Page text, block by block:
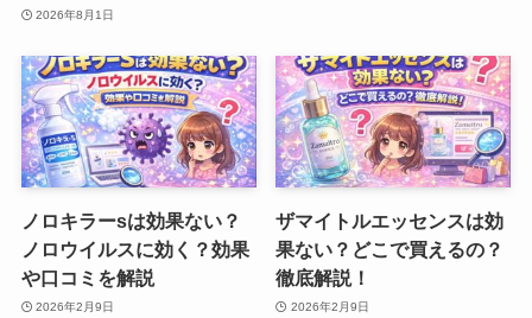
2026年8月1日
ノロキラーsは効果ない？
ノロウイルスに効く？効果
や口コミを解説
2026年2月9日
ザマイトルエッセンスは効
果ない？どこで買えるの？
徹底解説！
2026年2月9日